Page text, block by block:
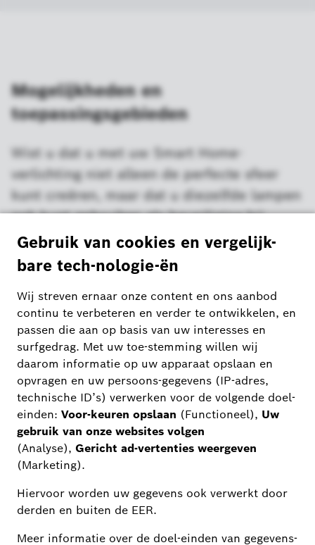
Mogelijkheden en
toepassingsgebieden
Wist u dat u met uw Smart Home-
verlichting niet alleen de perfecte sfeer
kunt creëren, maar dat u diezelfde lampen
ook kunt gebruiken als beveiliging bij
inbraak of brandgevaar?
En wist u dat uw slimme rolluiken bij
brandgevaar automatisch vluchtwegen
vrijmaken? Of dat een slim zonnescherm u
niet alleen tegen hitte, maar ook tegen
inbrekers beschermt?
Lees hier alles over de voordelen en
toepassingsmogelijkheden van slimme
verlichting en slimme zonwering: